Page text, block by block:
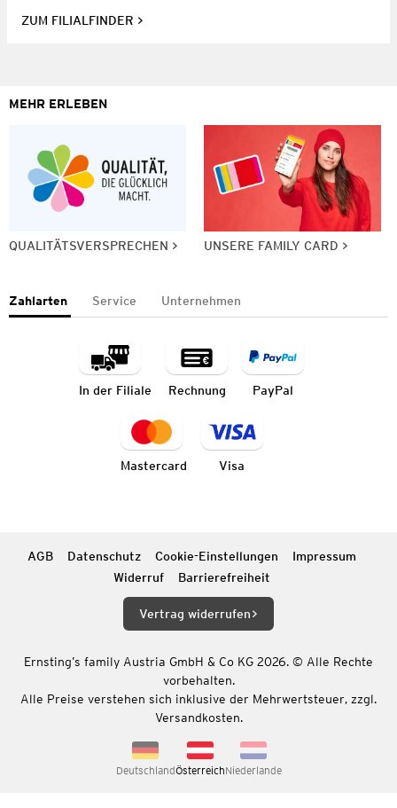
ZUM FILIALFINDER
MEHR ERLEBEN
QUALITÄTSVERSPRECHEN UNSERE FAMILY CARD
Zahlarten Service Unternehmen
In der Filiale Rechnung PayPal
Mastercard Visa
AGB Datenschutz Cookie-Einstellungen
Impressum
Widerruf
Barrierefreiheit
Vertrag widerrufen
Ernsting’s family Austria GmbH & Co KG 2026. © Alle Rechte
vorbehalten.
Alle Preise verstehen sich inklusive der Mehrwertsteuer, zzgl.
Versandkosten.
DeutschlandÖsterreichNiederlande